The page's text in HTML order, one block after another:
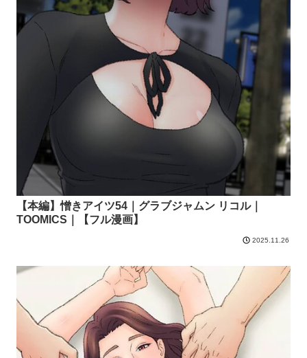
【本編】憎きアイツ54｜グラブジャムン リコル｜
TOOMICS｜【フル漫画】
2025.11.26